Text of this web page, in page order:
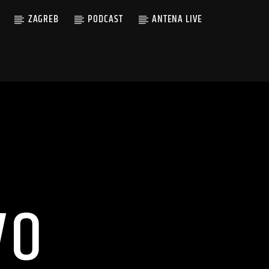
ZAGREB PODCAST ANTENA LIVE